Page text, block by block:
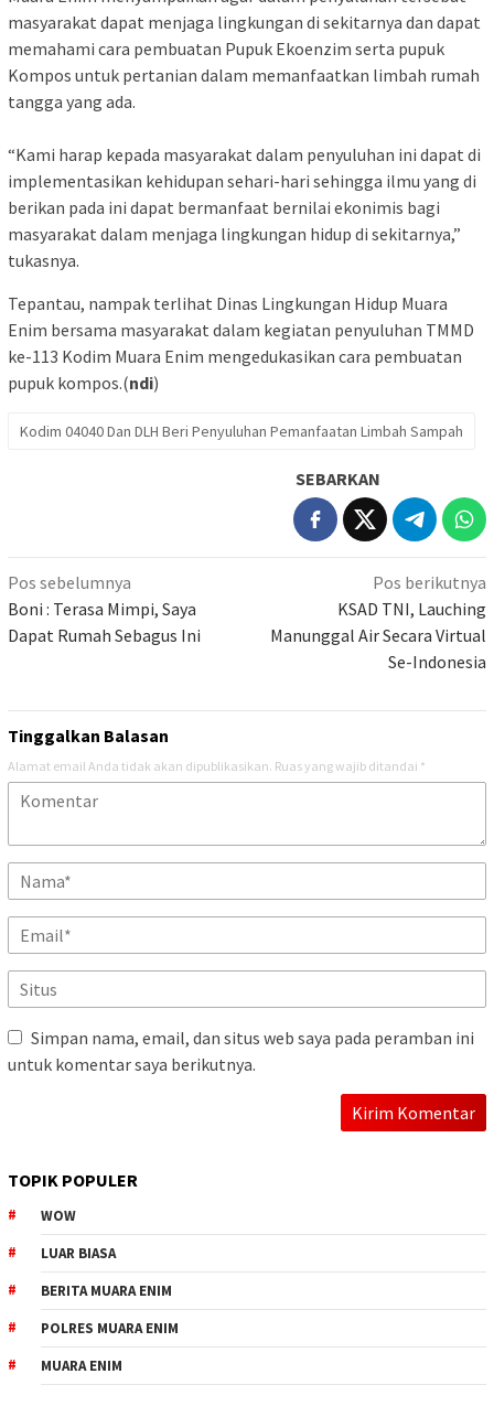
masyarakat dapat menjaga lingkungan di sekitarnya dan dapat
memahami cara pembuatan Pupuk Ekoenzim serta pupuk
Kompos untuk pertanian dalam memanfaatkan limbah rumah
tangga yang ada.
“Kami harap kepada masyarakat dalam penyuluhan ini dapat di
implementasikan kehidupan sehari-hari sehingga ilmu yang di
berikan pada ini dapat bermanfaat bernilai ekonimis bagi
masyarakat dalam menjaga lingkungan hidup di sekitarnya,”
tukasnya.
Tepantau, nampak terlihat Dinas Lingkungan Hidup Muara
Enim bersama masyarakat dalam kegiatan penyuluhan TMMD
ke-113 Kodim Muara Enim mengedukasikan cara pembuatan
pupuk kompos.(ndi)
Kodim 04040 Dan DLH Beri Penyuluhan Pemanfaatan Limbah Sampah
SEBARKAN
Navigasi
pos
Pos sebelumnya
Boni : Terasa Mimpi, Saya
Dapat Rumah Sebagus Ini
Pos berikutnya
KSAD TNI, Lauching
Manunggal Air Secara Virtual
Se-Indonesia
Tinggalkan Balasan
Alamat email Anda tidak akan dipublikasikan. Ruas yang wajib ditandai *
Simpan nama, email, dan situs web saya pada peramban ini
untuk komentar saya berikutnya.
TOPIK POPULER
WOW
LUAR BIASA
BERITA MUARA ENIM
POLRES MUARA ENIM
MUARA ENIM